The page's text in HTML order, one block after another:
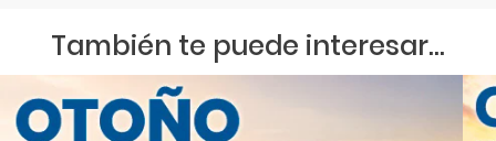
También te puede interesar...